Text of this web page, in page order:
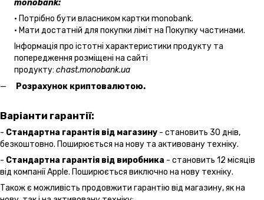
monobank:
• Потрібно бути власником картки monobank.
• Мати достатній для покупки ліміт на Покупку частинами.
Інформація про істотні характеристики продукту та
попередження розміщені на сайті
продукту: chast.monobank.ua
Розрахунок криптовалютою.
Варіанти гарантії:
- Стандартна гарантія від магазину - становить 30 днів,
безкоштовно. Поширюється на нову та активовану техніку.
- Стандартна гарантія від виробника - становить 12 місяців
від компанії Apple. Поширюється виключно на нову техніку.
Також є можливість продовжити гарантію від магазину, як на